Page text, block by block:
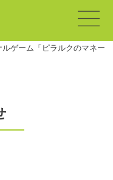
ルゲーム「ピラルクのマネー